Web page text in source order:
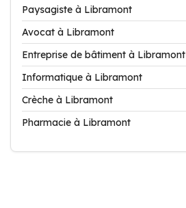
Paysagiste à Libramont
Avocat à Libramont
Entreprise de bâtiment à Libramont
Informatique à Libramont
Crèche à Libramont
Pharmacie à Libramont